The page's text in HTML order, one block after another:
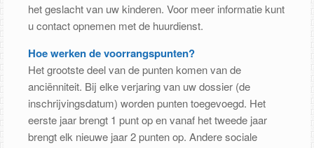
het geslacht van uw kinderen. Voor meer informatie kunt
u contact opnemen met de huurdienst.
Hoe werken de voorrangspunten?
Het grootste deel van de punten komen van de
anciënniteit. Bij elke verjaring van uw dossier (de
inschrijvingsdatum) worden punten toegevoegd. Het
eerste jaar brengt 1 punt op en vanaf het tweede jaar
brengt elk nieuwe jaar 2 punten op. Andere sociale